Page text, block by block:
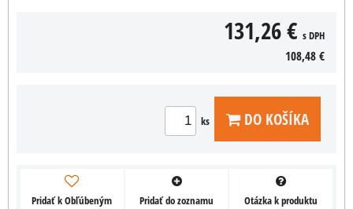
131,26 € s DPH
108,48 €
ks DO KOŠÍKA
Pridať k Obľúbeným Pridať do zoznamu Otázka k produktu